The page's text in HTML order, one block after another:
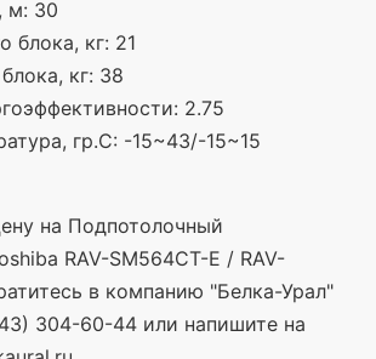
м: 30
блока, кг: 21
кг: 38
2.75
гр.С: -15~43/-15~15
на Подпотолочный
RAV-SM564CT-E / RAV-
в компанию "Белка-Урал"
304-60-44 или напишите на